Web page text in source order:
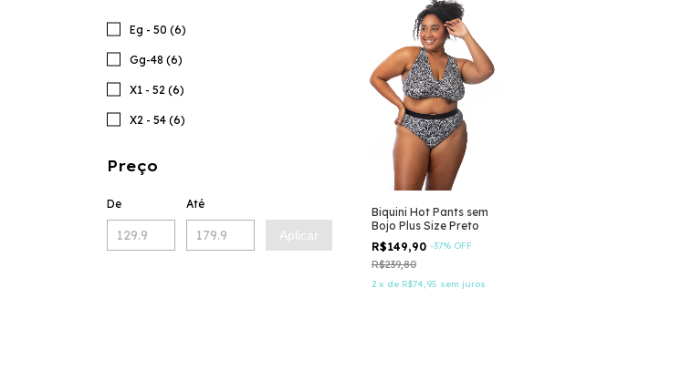
Eg - 50 (6)
Gg-48 (6)
X1 - 52 (6)
X2 - 54 (6)
Preço
De Até
Aplicar
Biquini Hot Pants sem
Bojo Plus Size Preto
R$149,90 -37% OFF
R$239,80
2 x de R$74,95 sem juros